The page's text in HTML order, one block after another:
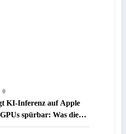
0
KI-Inferenz auf Apple
spürbar: Was die
LLM-Performance